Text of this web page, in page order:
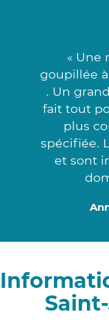
« Une
goupillée
. Un
fait tout
plus
spécifiée.
et sont